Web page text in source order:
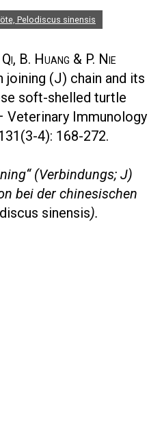
Pelodiscus sinensis
B. Huang & P. Nie
joining (J) chain and its
soft-shelled turtle
Veterinary Immunology
4): 168-272.
(Verbindungs; J)
bei der chinesischen
sinensis).